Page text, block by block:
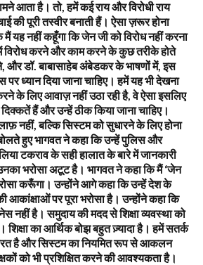
आता है। तो, हमें कई राय और विरोधी राय
की पूरी तस्वीर बनाती हैं। ऐसा ज़रूर होना
यह नहीं कहूँगा कि जेन जी को विरोध नहीं करना
विरोध करने और काम करने के कुछ तरीके होते
और डॉ. बाबासाहेब अंबेडकर के भाषणों में, इस
ध्यान दिया जाना चाहिए। हमें यह भी देखना
के लिए आवाज़ नहीं उठा रही है, वे ऐसा इसलिए
हैं और उन्हें ठीक किया जाना चाहिए।
नहीं, बल्कि सिस्टम को सुधारने के लिए होना
हुए भागवत ने कहा कि उन्हें पुलिस और
टकराव के सही हालात के बारे में जानकारी
भरोसा अटूट है। भागवत ने कहा कि मैं ‘जेन
करूँगा। उन्होंने आगे कहा कि उन्हें देश के
पर पूरा भरोसा है। उन्होंने कहा कि
नहीं है। समुदाय की मदद से शिक्षा व्यवस्था को
शिक्षा का आर्थिक बोझ बहुत ज़्यादा है। हमें सतर्क
है और सिस्टम का नियमित रूप से आकलन
को भी प्रशिक्षित करने की आवश्यकता है।